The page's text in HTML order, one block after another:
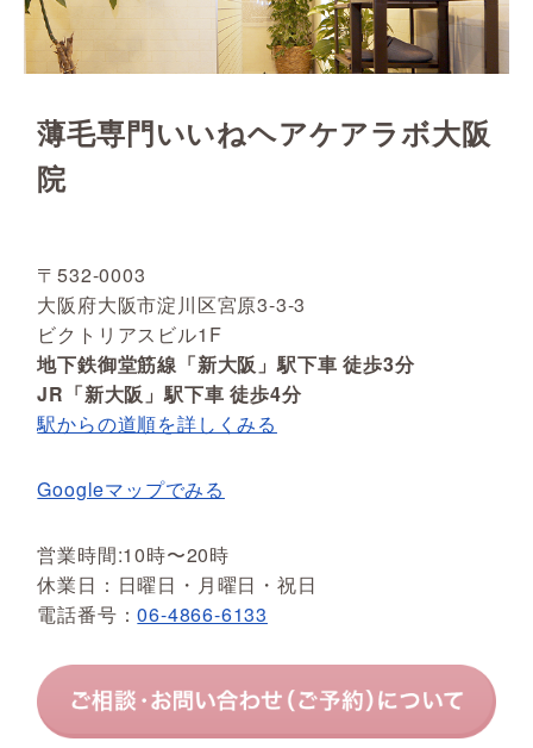
薄毛専門いいねヘアケアラボ大阪
院
〒532-0003
大阪府大阪市淀川区宮原3-3-3
ビクトリアスビル1F
地下鉄御堂筋線「新大阪」駅下車 徒歩3分
JR「新大阪」駅下車 徒歩4分
駅からの道順を詳しくみる
Googleマップでみる
営業時間:10時〜20時
休業日：日曜日・月曜日・祝日
電話番号：06-4866-6133